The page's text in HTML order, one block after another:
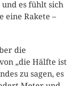
es fühlt sich
eine Rakete –
die
„die Hälfte ist
zu sagen, es